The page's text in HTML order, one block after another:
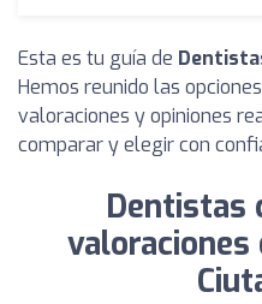
Esta es tu guía de
Hemos reunido las
valoraciones y opiniones
comparar y elegir con
Dentistas
valoraciones